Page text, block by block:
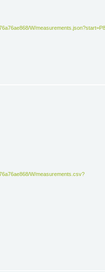
W/
W/measurements.csv?